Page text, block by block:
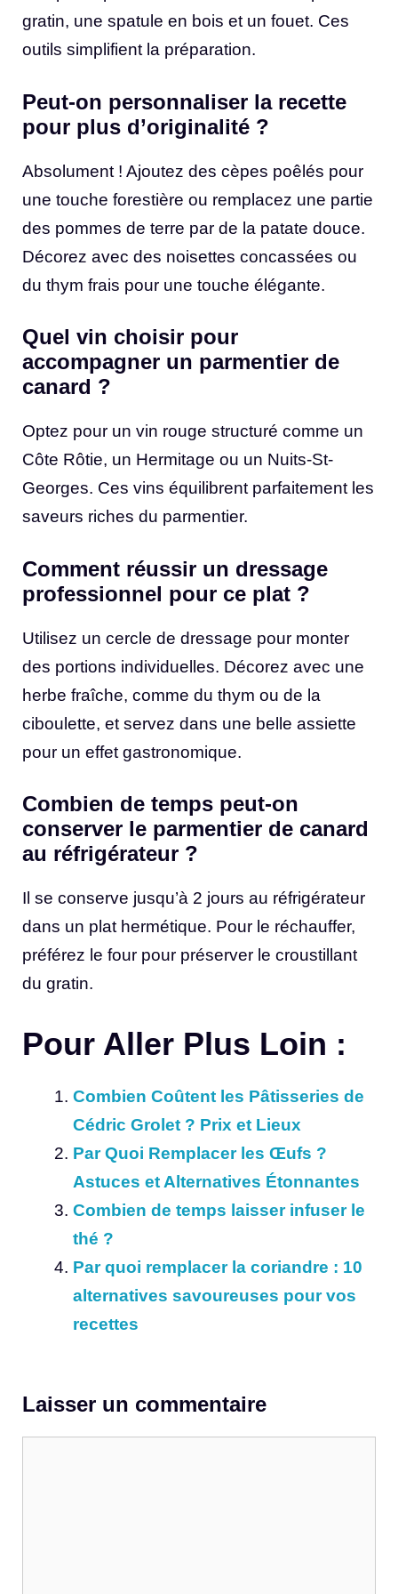
gratin, une spatule en bois et un fouet. Ces
outils simplifient la préparation.
Peut-on personnaliser la recette
pour plus d’originalité ?
Absolument ! Ajoutez des cèpes poêlés pour
une touche forestière ou remplacez une partie
des pommes de terre par de la patate douce.
Décorez avec des noisettes concassées ou
du thym frais pour une touche élégante.
Quel vin choisir pour
accompagner un parmentier de
canard ?
Optez pour un vin rouge structuré comme un
Côte Rôtie, un Hermitage ou un Nuits-St-
Georges. Ces vins équilibrent parfaitement les
saveurs riches du parmentier.
Comment réussir un dressage
professionnel pour ce plat ?
Utilisez un cercle de dressage pour monter
des portions individuelles. Décorez avec une
herbe fraîche, comme du thym ou de la
ciboulette, et servez dans une belle assiette
pour un effet gastronomique.
Combien de temps peut-on
conserver le parmentier de canard
au réfrigérateur ?
Il se conserve jusqu’à 2 jours au réfrigérateur
dans un plat hermétique. Pour le réchauffer,
préférez le four pour préserver le croustillant
du gratin.
Pour Aller Plus Loin :
Combien Coûtent les Pâtisseries de
Cédric Grolet ? Prix et Lieux
Par Quoi Remplacer les Œufs ?
Astuces et Alternatives Étonnantes
Combien de temps laisser infuser le
thé ?
Par quoi remplacer la coriandre : 10
alternatives savoureuses pour vos
recettes
Laisser un commentaire